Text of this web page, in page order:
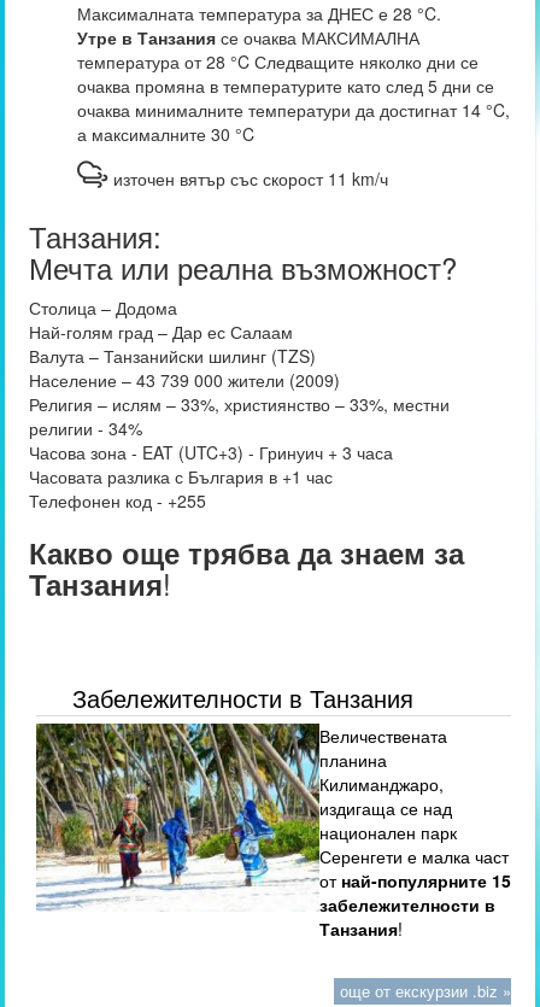
Максималната температура за ДНЕС е 28 °C.
Утре в Танзаниясе очаква МАКСИМАЛНА
температура от 28 °C Следващите няколко дни се
очаква промяна в температурите като след 5 дни се
очаква минималните температури да достигнат 14 °C,
а максималните 30 °C
източен вятър със скорост 11 km/ч
Танзания:
Мечта или реална възможност?
Столица – Додома
Най-голям град – Дар ес Салаам
Валута – Танзанийски шилинг (TZS)
Население – 43 739 000 жители (2009)
Религия – ислям – 33%, християнство – 33%, местни
религии - 34%
Часова зона - EAT (UTC+3) - Гринуич + 3 часа
Часовата разлика с България в +1 час
Телефонен код - +255
Какво още трябва да знаем за
Танзания!
Забележителности в Танзания
Величествената
планина
Килиманджаро,
издигаща се над
национален парк
Серенгети е малка част
от най-популярните 15
забележителности в
Танзания!
още от екскурзии .biz »